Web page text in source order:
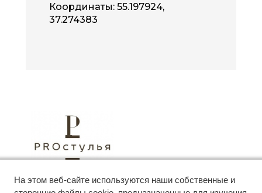
Координаты: 55.197924,
37.274383
Мелитопольская, дом 3
На этом веб-сайте используются наши собственные и